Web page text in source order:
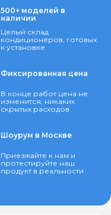
500+ моделей в
наличии
Целый склад
кондиционеров, готовых
к установке
Фиксированная цена
В конце работ цена не
изменится, никаких
скрытых расходов
Шоурум в Москве
Приезжайте к нам и
протестируйте наш
продукт в реальности